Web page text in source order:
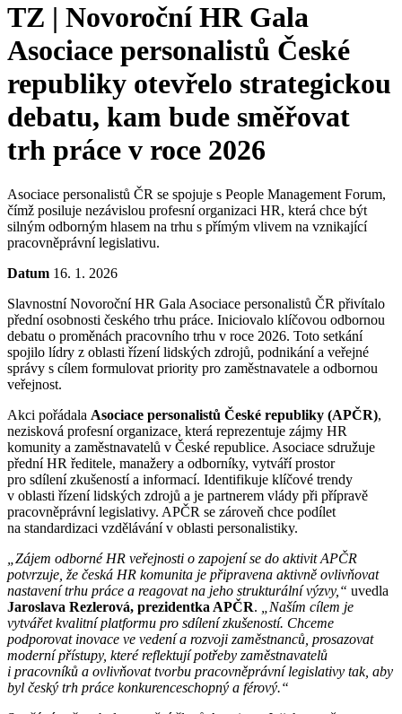
TZ | Novoroční HR Gala
Asociace personalistů České
republiky otevřelo strategickou
debatu, kam bude směřovat
trh práce v roce 2026
Asociace personalistů ČR se spojuje s People Management Forum,
čímž posiluje nezávislou profesní organizaci HR, která chce být
silným odborným hlasem na trhu s přímým vlivem na vznikající
pracovněprávní legislativu.
Datum 16. 1. 2026
Slavnostní Novoroční HR Gala Asociace personalistů ČR přivítalo
přední osobnosti českého trhu práce. Iniciovalo klíčovou odbornou
debatu o proměnách pracovního trhu v roce 2026. Toto setkání
spojilo lídry z oblasti řízení lidských zdrojů, podnikání a veřejné
správy s cílem formulovat priority pro zaměstnavatele a odbornou
veřejnost.
Akci pořádala Asociace personalistů České republiky (APČR),
nezisková profesní organizace, která reprezentuje zájmy HR
komunity a zaměstnavatelů v České republice. Asociace sdružuje
přední HR ředitele, manažery a odborníky, vytváří prostor
pro sdílení zkušeností a informací. Identifikuje klíčové trendy
v oblasti řízení lidských zdrojů a je partnerem vlády při přípravě
pracovněprávní legislativy. APČR se zároveň chce podílet
na standardizaci vzdělávání v oblasti personalistiky.
„Zájem odborné HR veřejnosti o zapojení se do aktivit APČR
potvrzuje, že česká HR komunita je připravena aktivně ovlivňovat
nastavení trhu práce a reagovat na jeho strukturální výzvy,“ uvedla
Jaroslava Rezlerová, prezidentka APČR.
„Naším cílem je
vytvářet kvalitní platformu pro sdílení zkušeností. Chceme
podporovat inovace ve vedení a rozvoji zaměstnanců, prosazovat
moderní přístupy, které reflektují potřeby zaměstnavatelů
i pracovníků a ovlivňovat tvorbu pracovněprávní legislativy tak, aby
byl český trh práce konkurenceschopný a férový.“